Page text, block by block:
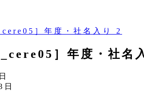
］年度・社名入り 2
］年度・社名